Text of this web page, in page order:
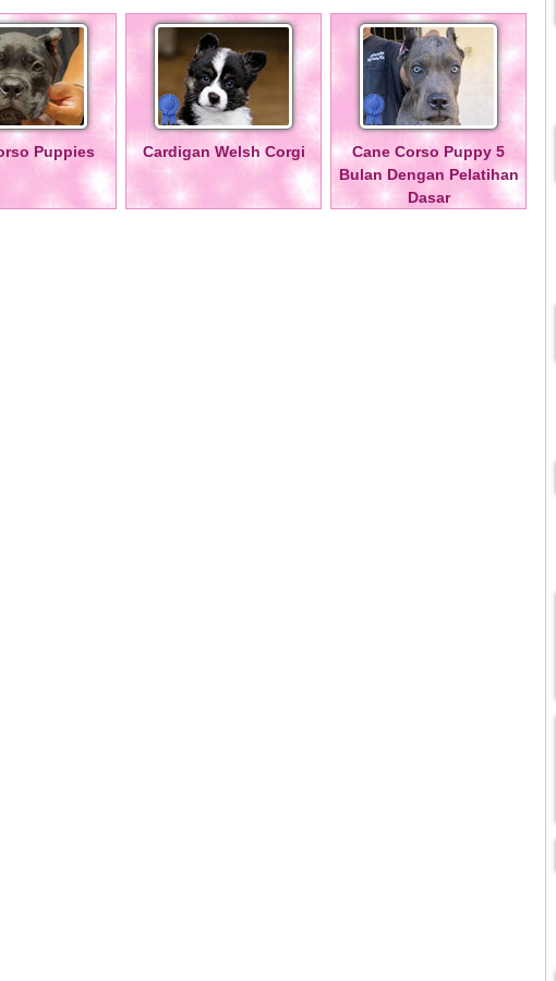
Puppies Cardigan Welsh Corgi
Cane Corso Puppy 5
Bulan Dengan Pelatihan
Dasar